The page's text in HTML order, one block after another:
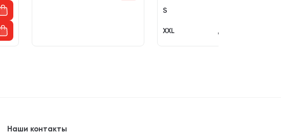
S
XXL 967
Наши контакты